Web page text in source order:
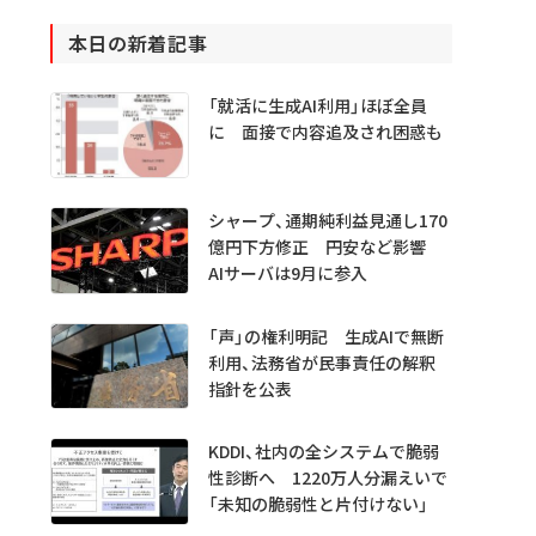
本日の新着記事
「就活に生成AI利用」ほぼ全員
に 面接で内容追及され困惑も
シャープ、通期純利益見通し170
億円下方修正 円安など影響
AIサーバは9月に参入
「声」の権利明記 生成AIで無断
利用、法務省が民事責任の解釈
指針を公表
KDDI、社内の全システムで脆弱
性診断へ 1220万人分漏えいで
「未知の脆弱性と片付けない」